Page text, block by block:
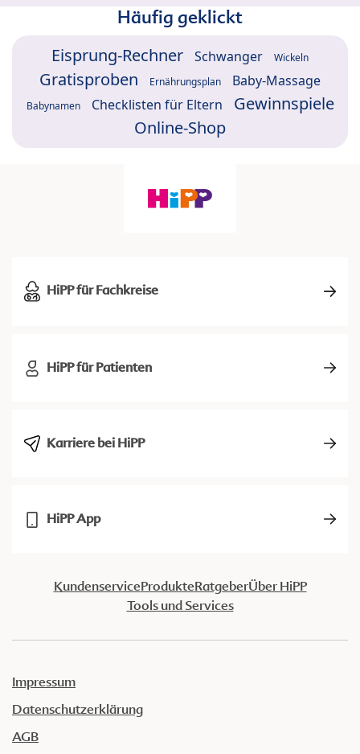
Häufig geklickt
Eisprung-Rechner Schwanger Wickeln
Gratisproben Ernährungsplan Baby-Massage
Babynamen Checklisten für Eltern
Gewinnspiele
Online-Shop
HiPP für Fachkreise
HiPP für Patienten
Karriere bei HiPP
HiPP App
KundenserviceProdukteRatgeberÜber HiPP
Tools und Services
Impressum
Datenschutzerklärung
AGB